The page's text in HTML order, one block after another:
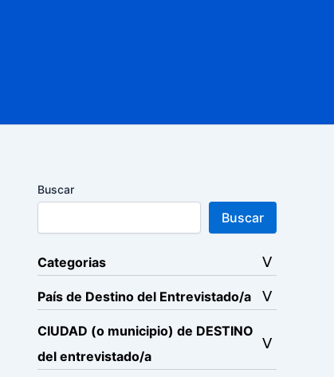
Buscar
Buscar
Categorias
País de Destino del Entrevistado/a
CIUDAD (o municipio) de DESTINO
del entrevistado/a